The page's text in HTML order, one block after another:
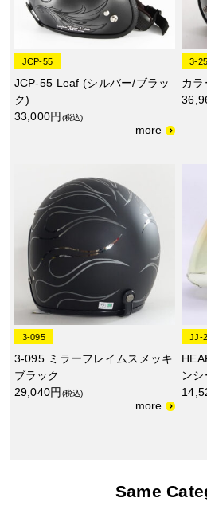
JCP-55
JCP-55 Leaf (シルバー/ブラッ
ク)
33,000円 (税込)
3-
カ
3-095
3-095 ミラーフレイムスメッキ
ブラック
29,040円 (税込)
JJ-
ンシ
Same